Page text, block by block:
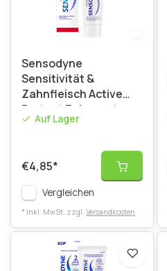
Sensodyne
Sensitivität &
Zahnfleisch Active
Protect Zahnpasta -
75 mlAuf Lager
€4,85*
Vergleichen
* Inkl. MwSt. zzgl. Versandkosten